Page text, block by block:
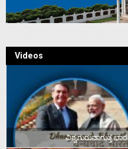
Videos
ವಿಶ್ವಗುರುವಾಗುತ್ತ